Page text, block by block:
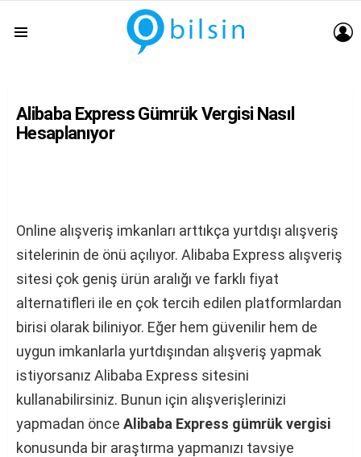
Alibaba Express Gümrük Vergisi Nasıl
Hesaplanıyor
Online alışveriş imkanları arttıkça yurtdışı alışveriş
sitelerinin de önü açılıyor. Alibaba Express alışveriş
sitesi çok geniş ürün aralığı ve farklı fiyat
alternatifleri ile en çok tercih edilen platformlardan
birisi olarak biliniyor. Eğer hem güvenilir hem de
uygun imkanlarla yurtdışından alışveriş yapmak
istiyorsanız Alibaba Express sitesini
kullanabilirsiniz. Bunun için alışverişlerinizi
yapmadan önce Alibaba Express gümrük vergisi
konusunda bir araştırma yapmanızı tavsiye